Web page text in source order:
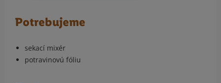
Potrebujeme
sekací mixér
potravinovú fóliu